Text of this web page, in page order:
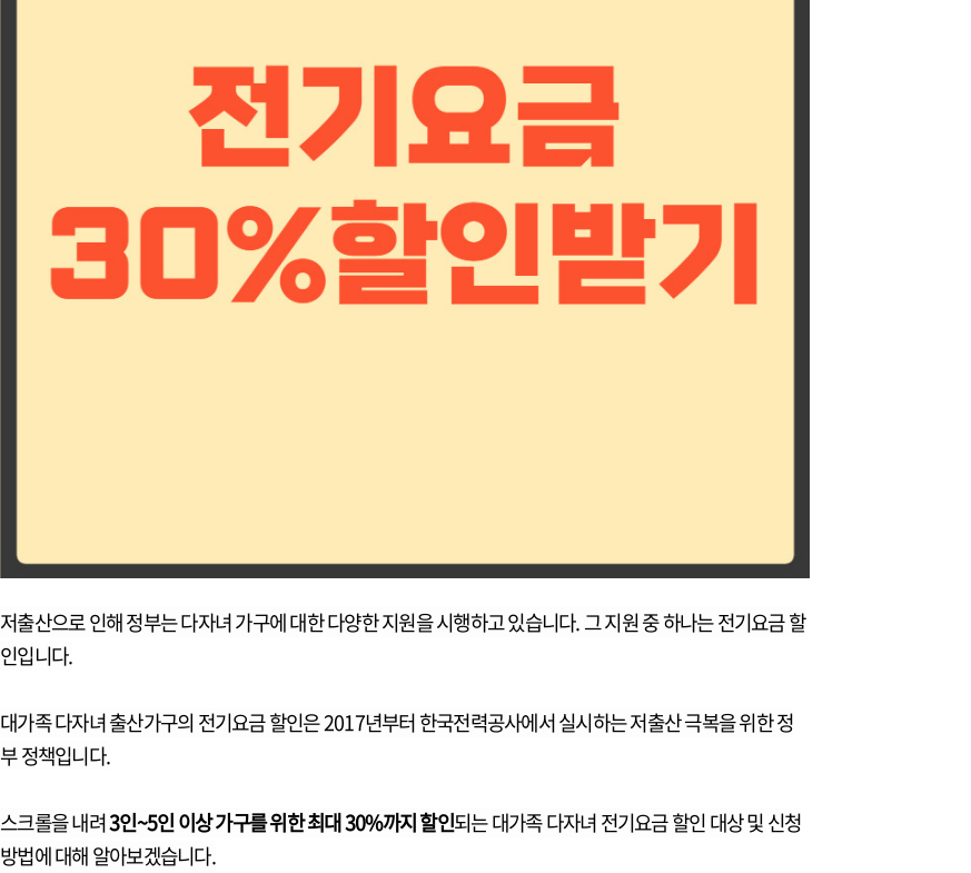
저출산으로 인해 정부는 다자녀 가구에 대한 다양한 지원을 시행하고 있습니다. 그 지원 중 하나는 전기요금 할
인입니다.
대가족 다자녀 출산가구의 전기요금 할인은 2017년부터 한국전력공사에서 실시하는 저출산 극복을 위한 정
부 정책입니다.
스크롤을 내려3인~5인 이상 가구를 위한 최대 30%까지 할인되는 대가족 다자녀 전기요금 할인 대상 및 신청
방법에 대해 알아보겠습니다.